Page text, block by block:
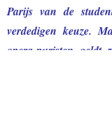
Parijs van de
verdedigen keuze.
opera-puristen geldt